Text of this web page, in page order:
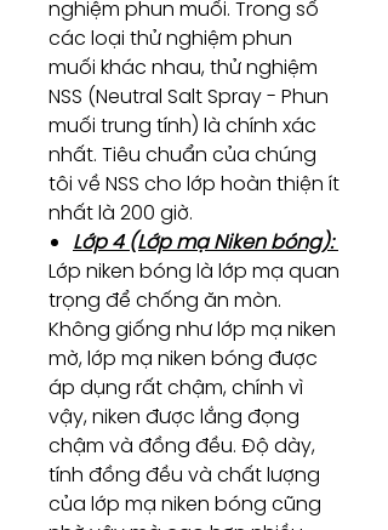
nghiệm phun muối. Trong số
các loại thử nghiệm phun
muối khác nhau, thử nghiệm
NSS (Neutral Salt Spray - Phun
muối trung tính) là chính xác
nhất. Tiêu chuẩn của chúng
tôi về NSS cho lớp hoàn thiện ít
nhất là 200 giờ.
Lớp 4 (Lớp mạ Niken bóng):
Lớp niken bóng là lớp mạ quan
trọng để chống ăn mòn.
Không giống như lớp mạ niken
mờ, lớp mạ niken bóng được
áp dụng rất chậm, chính vì
vậy, niken được lắng đọng
chậm và đồng đều. Độ dày,
tính đồng đều và chất lượng
của lớp mạ niken bóng cũng